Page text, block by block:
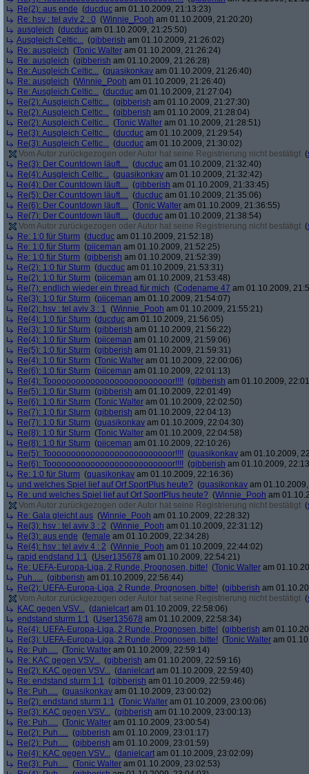
Re(2): aus ende (ducduc am 01.10.2009, 21:13:23)
Re: hsv : tel aviv 2 : 0 (Winnie_Pooh am 01.10.2009, 21:20:20)
ausgleich (ducduc am 01.10.2009, 21:25:50)
Ausgleich Celtic... (gibberish am 01.10.2009, 21:26:02)
Re: ausgleich (Tonic Walter am 01.10.2009, 21:26:24)
Re: ausgleich (gibberish am 01.10.2009, 21:26:28)
Re: Ausgleich Celtic... (quasikonkav am 01.10.2009, 21:26:40)
Re: ausgleich (Winnie_Pooh am 01.10.2009, 21:26:40)
Re: Ausgleich Celtic... (ducduc am 01.10.2009, 21:27:04)
Re(2): Ausgleich Celtic... (gibberish am 01.10.2009, 21:27:30)
Re(2): Ausgleich Celtic... (gibberish am 01.10.2009, 21:28:04)
Re(2): Ausgleich Celtic... (Tonic Walter am 01.10.2009, 21:28:51)
Re(3): Ausgleich Celtic... (ducduc am 01.10.2009, 21:29:54)
Re(3): Ausgleich Celtic... (ducduc am 01.10.2009, 21:30:02)
Vom Autor zurückgezogen oder Autor hat seine Registrierung nicht bestätigt (
Re(3): Der Countdown läuft.... (ducduc am 01.10.2009, 21:32:40)
Re(4): Ausgleich Celtic... (quasikonkav am 01.10.2009, 21:32:42)
Re(4): Der Countdown läuft.... (gibberish am 01.10.2009, 21:33:45)
Re(5): Der Countdown läuft.... (ducduc am 01.10.2009, 21:35:06)
Re(6): Der Countdown läuft.... (Tonic Walter am 01.10.2009, 21:36:55)
Re(7): Der Countdown läuft.... (ducduc am 01.10.2009, 21:38:54)
Vom Autor zurückgezogen oder Autor hat seine Registrierung nicht bestätigt (
Re: 1:0 für Sturm (ducduc am 01.10.2009, 21:52:18)
Re: 1:0 für Sturm (piiceman am 01.10.2009, 21:52:25)
Re: 1:0 für Sturm (gibberish am 01.10.2009, 21:52:39)
Re(2): 1:0 für Sturm (ducduc am 01.10.2009, 21:53:31)
Re(2): 1:0 für Sturm (piiceman am 01.10.2009, 21:53:48)
Re(7): endlich wieder ein thread für mich (Codename 47 am 01.10.2009,
Re(3): 1:0 für Sturm (piiceman am 01.10.2009, 21:54:07)
Re(2): hsv : tel aviv 3 : 1 (Winnie_Pooh am 01.10.2009, 21:55:21)
Re(4): 1:0 für Sturm (ducduc am 01.10.2009, 21:56:05)
Re(3): 1:0 für Sturm (gibberish am 01.10.2009, 21:56:22)
Re(4): 1:0 für Sturm (piiceman am 01.10.2009, 21:59:06)
Re(5): 1:0 für Sturm (gibberish am 01.10.2009, 21:59:31)
Re(4): 1:0 für Sturm (Tonic Walter am 01.10.2009, 22:00:06)
Re(6): 1:0 für Sturm (piiceman am 01.10.2009, 22:01:13)
Re(4): Toooooooooooooooooooooooooor!!!! (gibberish am 01.10.2009,
Re(5): 1:0 für Sturm (gibberish am 01.10.2009, 22:01:49)
Re(6): 1:0 für Sturm (Tonic Walter am 01.10.2009, 22:02:50)
Re(7): 1:0 für Sturm (gibberish am 01.10.2009, 22:04:13)
Re(7): 1:0 für Sturm (quasikonkav am 01.10.2009, 22:04:30)
Re(8): 1:0 für Sturm (Tonic Walter am 01.10.2009, 22:04:58)
Re(8): 1:0 für Sturm (piiceman am 01.10.2009, 22:10:26)
Re(5): Toooooooooooooooooooooooooor!!!! (quasikonkav am 01.10.2009,
Re(6): Toooooooooooooooooooooooooor!!!! (gibberish am 01.10.2009,
Re: 1:0 für Sturm (quasikonkav am 01.10.2009, 22:16:36)
und welches Spiel lief auf Orf SportPlus heute? (quasikonkav am
Re: und welches Spiel lief auf Orf SportPlus heute? (Winnie_Pooh am
Vom Autor zurückgezogen oder Autor hat seine Registrierung nicht bestätigt (
Re: Gala gleicht aus (Winnie_Pooh am 01.10.2009, 22:28:32)
Re(3): hsv : tel aviv 3 : 2 (Winnie_Pooh am 01.10.2009, 22:31:12)
Re(3): aus ende (female am 01.10.2009, 22:34:28)
Re(4): hsv : tel aviv 4 : 2 (Winnie_Pooh am 01.10.2009, 22:44:02)
rapid endstand 1:1 (User135678 am 01.10.2009, 22:54:21)
Re: UEFA-Europa-Liga, 2 Runde, Prognosen, bitte! (Tonic Walter am
Puh..... (gibberish am 01.10.2009, 22:56:44)
Re(2): UEFA-Europa-Liga, 2 Runde, Prognosen, bitte! (gibberish am
Vom Autor zurückgezogen oder Autor hat seine Registrierung nicht bestätigt (
KAC gegen VSV... (danielcart am 01.10.2009, 22:58:06)
endstand sturm 1:1 (User135678 am 01.10.2009, 22:58:34)
Re(4): UEFA-Europa-Liga, 2 Runde, Prognosen, bitte! (gibberish am
Re(3): UEFA-Europa-Liga, 2 Runde, Prognosen, bitte! (Tonic Walter am
Re: Puh..... (Tonic Walter am 01.10.2009, 22:59:14)
Re: KAC gegen VSV... (gibberish am 01.10.2009, 22:59:16)
Re(2): KAC gegen VSV... (danielcart am 01.10.2009, 22:59:40)
Re: endstand sturm 1:1 (gibberish am 01.10.2009, 22:59:46)
Re: Puh..... (quasikonkav am 01.10.2009, 23:00:02)
Re(2): endstand sturm 1:1 (Tonic Walter am 01.10.2009, 23:00:06)
Re(3): KAC gegen VSV... (gibberish am 01.10.2009, 23:00:13)
Re: Puh..... (Tonic Walter am 01.10.2009, 23:00:54)
Re(2): Puh..... (gibberish am 01.10.2009, 23:01:17)
Re(2): Puh..... (gibberish am 01.10.2009, 23:01:59)
Re(4): KAC gegen VSV... (danielcart am 01.10.2009, 23:02:09)
Re(3): Puh..... (Tonic Walter am 01.10.2009, 23:02:53)